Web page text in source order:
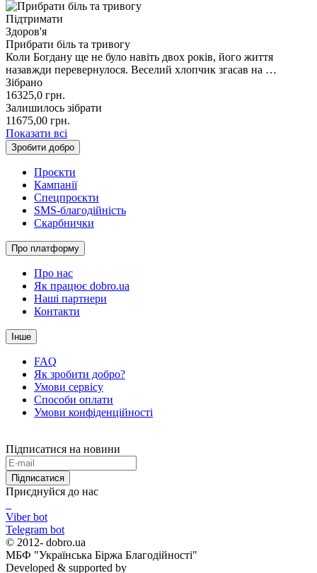
Підтримати
Здоров'я
Прибрати біль та тривогу
Коли Богдану ще не було навіть двох років, його життя
назавжди перевернулося. Веселий хлопчик згасав на …
Зібрано
16325,0 грн.
Залишилось зібрати
11675,00 грн.
Показати всі
Зробити добро
Проєкти
Кампанії
Спецпроєкти
SMS-благодійність
Скарбнички
Про платформу
Про нас
Як працює dobro.ua
Наші партнери
Контакти
Інше
FAQ
Як зробити добро?
Умови сервісу
Способи оплати
Умови конфіденційності
Підписатися на новини
Підписатися
Приєднуйся до нас
Viber bot
Telegram bot
© 2012- dobro.ua
МБФ "Українська Біржа Благодійності"
Developed & supported by